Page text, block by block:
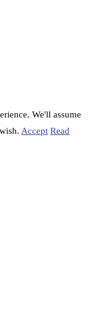
We'll assume
Accept Read